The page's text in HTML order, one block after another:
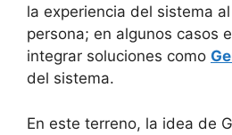
la experiencia del sistema
persona; en algunos casos
integrar soluciones como
del sistema.
En este terreno, la idea de